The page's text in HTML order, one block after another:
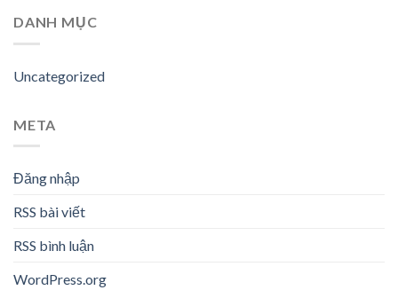
DANH MỤC
Uncategorized
META
Đăng nhập
RSS bài viết
RSS bình luận
WordPress.org